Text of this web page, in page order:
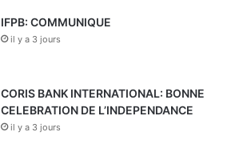
IFPB: COMMUNIQUE
il y a 3 jours
CORIS BANK INTERNATIONAL: BONNE
CELEBRATION DE L’INDEPENDANCE
il y a 3 jours